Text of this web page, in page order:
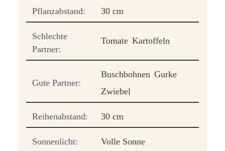
Pflanzabstand: 30 cm
Schlechte
Partner:
Tomate Kartoffeln
Gute Partner:
Buschbohnen Gurke
Zwiebel
Reihenabstand: 30 cm
Sonnenlicht: Volle Sonne